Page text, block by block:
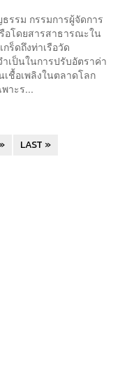
รรม กรรมการผู้จัดการ
อโดยสารสาธารณะใน
ร็ดถึงท่าเรือวัด
เป็นในการปรับอัตราค่า
ชื้อเพลิงในตลาดโลก
าะร...
» LAST »